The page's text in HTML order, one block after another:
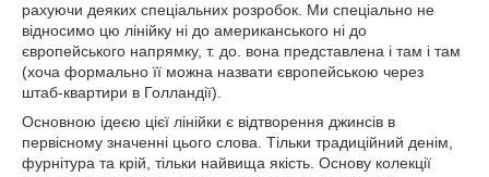
рахуючи деяких спеціальних розробок. Ми спеціально не
відносимо цю лінійку ні до американського ні до
європейського напрямку, т. до. вона представлена і там і там
(хоча формально її можна назвати європейською через
штаб-квартири в Голландії).
Основною ідеєю цієї лінійки є відтворення джинсів в
первісному значенні цього слова. Тільки традиційний денім,
фурнітура та крій, тільки найвища якість. Основу колекції